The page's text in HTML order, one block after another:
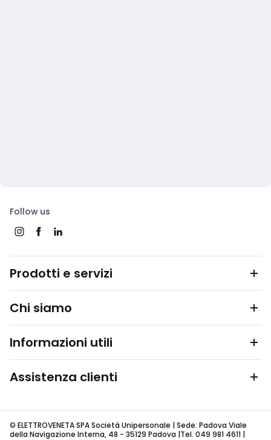
Follow us
Prodotti e servizi
Chi siamo
Informazioni utili
Assistenza clienti
© ELETTROVENETA SPA Società Unipersonale | Sede: Padova Viale
della Navigazione Interna, 48 - 35129 Padova |Tel. 049 981 4611 |